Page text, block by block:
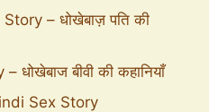
– धोखेबाज़ पति की
बीवी की कहानियाँ
Sex Story